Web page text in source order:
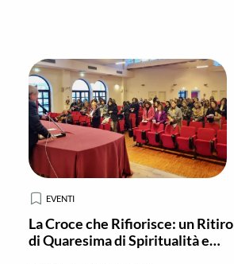
EVENTI
La Croce che Rifiorisce: un Ritiro
di Quaresima di Spiritualità e